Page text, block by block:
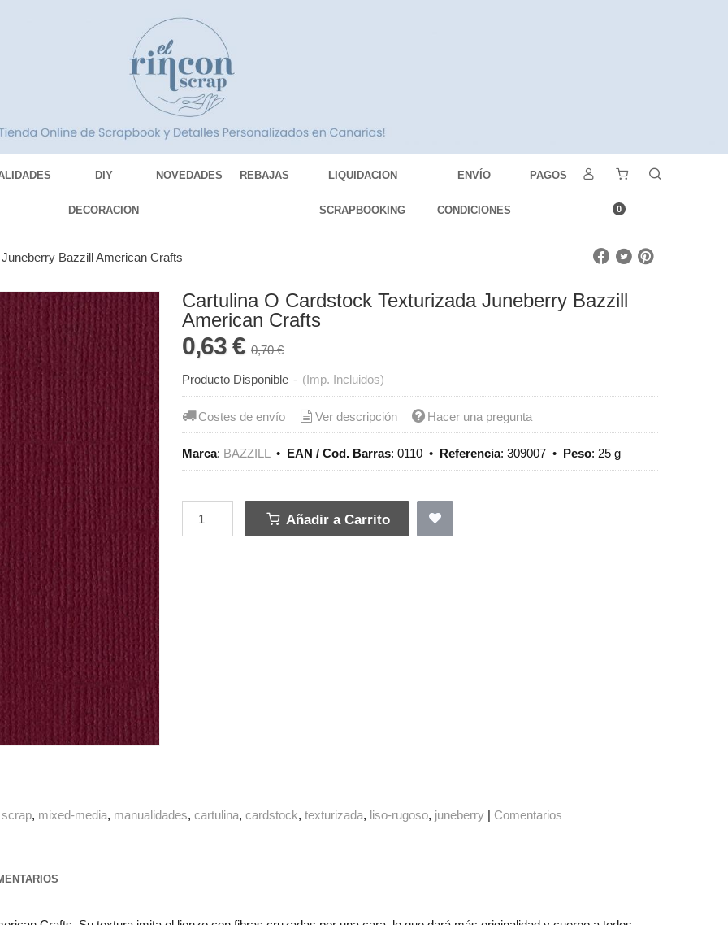
DIY
DECORACION
NOVEDADES REBAJAS LIQUIDACION
SCRAPBOOKING
ENVÍO
CONDICIONES
PAGOS
0
Bazzill American Crafts
Cartulina O Cardstock Texturizada Juneberry Bazzill
American Crafts
0,63 €0,70 €
Producto Disponible - (Imp. Incluidos)
Costes de envío Ver descripción Hacer una pregunta
Marca: BAZZILL • EAN / Cod. Barras:0110 • Referencia:309007 • Peso: 25 g
Añadir a Carrito
scrap mixed-media manualidades cartulina cardstock texturizada liso-rugoso juneberry | Comentarios